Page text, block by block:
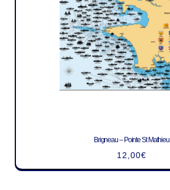
Brigneau – Pointe St Mathieu
12,00€